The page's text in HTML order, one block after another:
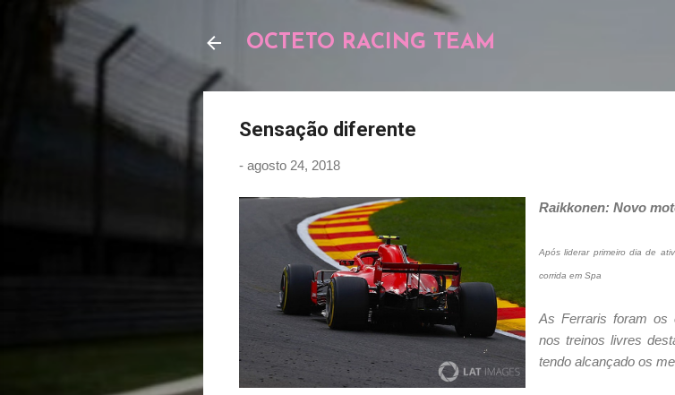
OCTETO RACING TEAM
Sensação diferente
- agosto 24, 2018
Raikkonen: Novo
Após liderar primeiro dia de
corrida em Spa
As Ferraris foram os
nos treinos livres
tendo alcançado os